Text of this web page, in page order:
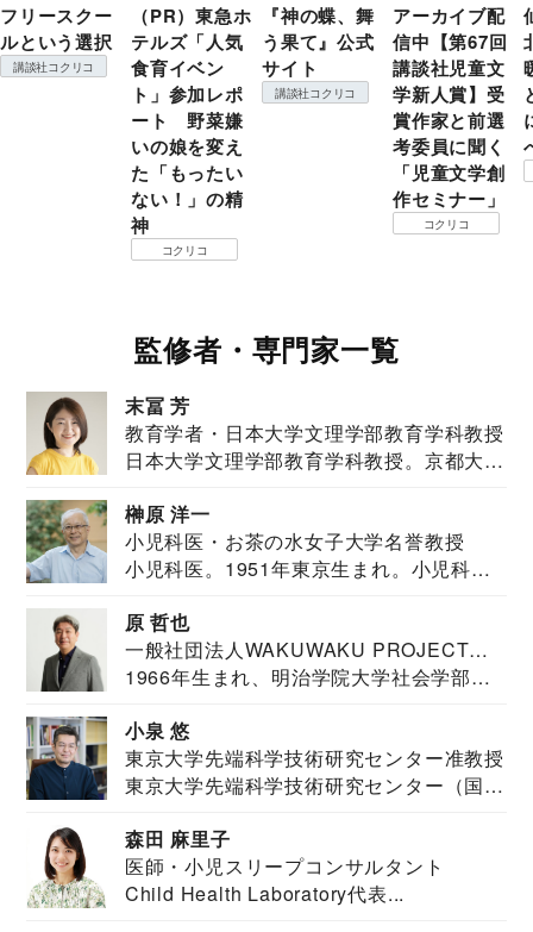
フリースクー
ルという選択
講談社コクリコ
（PR）東急ホ
テルズ「人気
食育イベン
ト」参加レポ
ート 野菜嫌
いの娘を変え
た「もったい
ない！」の精
神
コクリコ
『神の蝶、舞
う果て』公式
サイト
講談社コクリコ
アーカイブ配
信中【第67回
講談社児童文
学新人賞】受
賞作家と前選
考委員に聞く
「児童文学創
作セミナー」
コクリコ
監修者・専門家一覧
末冨 芳
教育学者・日本大学文理学部教育学科教授
日本大学文理学部教育学科教授。京都大学
榊原 洋一
小児科医・お茶の水女子大学名誉教授
小児科医。1951年東京生まれ。小児科
原 哲也
一般社団法人WAKUWAKU PROJECT
JAPAN代表・言語聴覚士・社会福祉士
1966年生まれ、明治学院大学社会学部福
小泉 悠
東京大学先端科学技術研究センター准教授
東京大学先端科学技術研究センター（国際
森田 麻里子
医師・小児スリープコンサルタント
Child Health Laboratory代表...